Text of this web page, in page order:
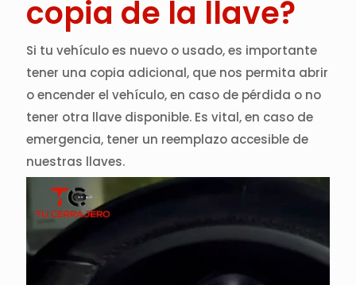
copia de la llave?
Si tu vehículo es nuevo o usado, es importante
tener una copia adicional, que nos permita abrir
o encender el vehículo, en caso de pérdida o no
tener otra llave disponible. Es vital, en caso de
emergencia, tener un reemplazo accesible de
nuestras llaves.